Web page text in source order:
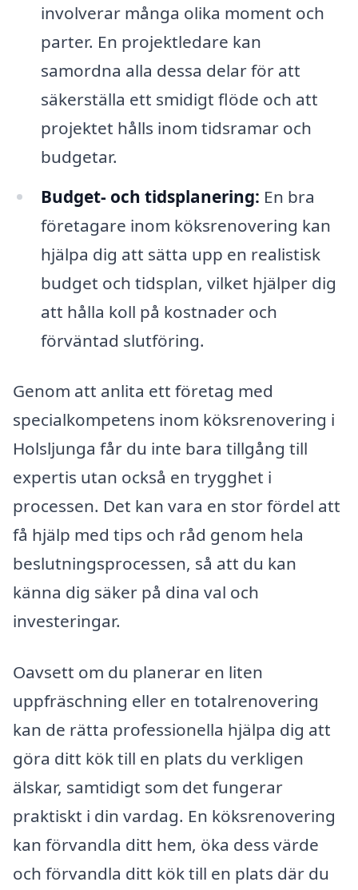
involverar många olika moment och
parter. En projektledare kan
samordna alla dessa delar för att
säkerställa ett smidigt flöde och att
projektet hålls inom tidsramar och
budgetar.
Budget- och tidsplanering: En bra
företagare inom köksrenovering kan
hjälpa dig att sätta upp en realistisk
budget och tidsplan, vilket hjälper dig
att hålla koll på kostnader och
förväntad slutföring.
Genom att anlita ett företag med
specialkompetens inom köksrenovering i
Holsljunga får du inte bara tillgång till
expertis utan också en trygghet i
processen. Det kan vara en stor fördel att
få hjälp med tips och råd genom hela
beslutningsprocessen, så att du kan
känna dig säker på dina val och
investeringar.
Oavsett om du planerar en liten
uppfräschning eller en totalrenovering
kan de rätta professionella hjälpa dig att
göra ditt kök till en plats du verkligen
älskar, samtidigt som det fungerar
praktiskt i din vardag. En köksrenovering
kan förvandla ditt hem, öka dess värde
och förvandla ditt kök till en plats där du